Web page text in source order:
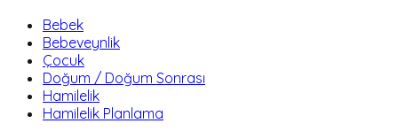
Bebek
Bebeveynlik
Çocuk
Doğum / Doğum Sonrası
Hamilelik
Hamilelik Planlama